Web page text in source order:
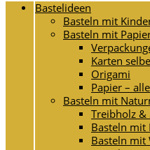
Bastelideen
Basteln mit
Basteln mit
Karten
Origami
Papier –
Basteln mit
Treibholz &
Basteln mit
Basteln mit